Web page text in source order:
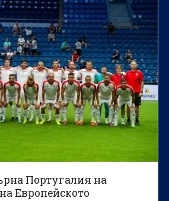
Португалия на
Европейското